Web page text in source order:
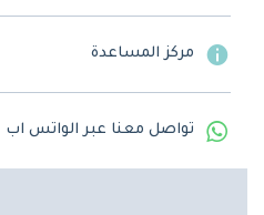
مركز المساعدة
تواصل معنا عبر الواتس اب